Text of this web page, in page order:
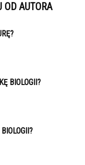
OD AUTORA
BIOLOGII?